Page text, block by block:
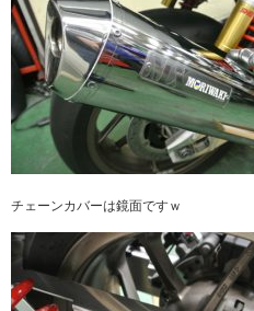
チェーンカバーは鏡面ですｗ